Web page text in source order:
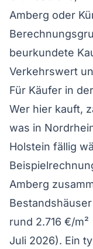
Amberg oder
beurkundete
Verkehrswert
Für Käufer in
Wer hier kauft,
was in
Holstein fällig
Amberg
rund 2.716 €/
Juli 2026). Ein